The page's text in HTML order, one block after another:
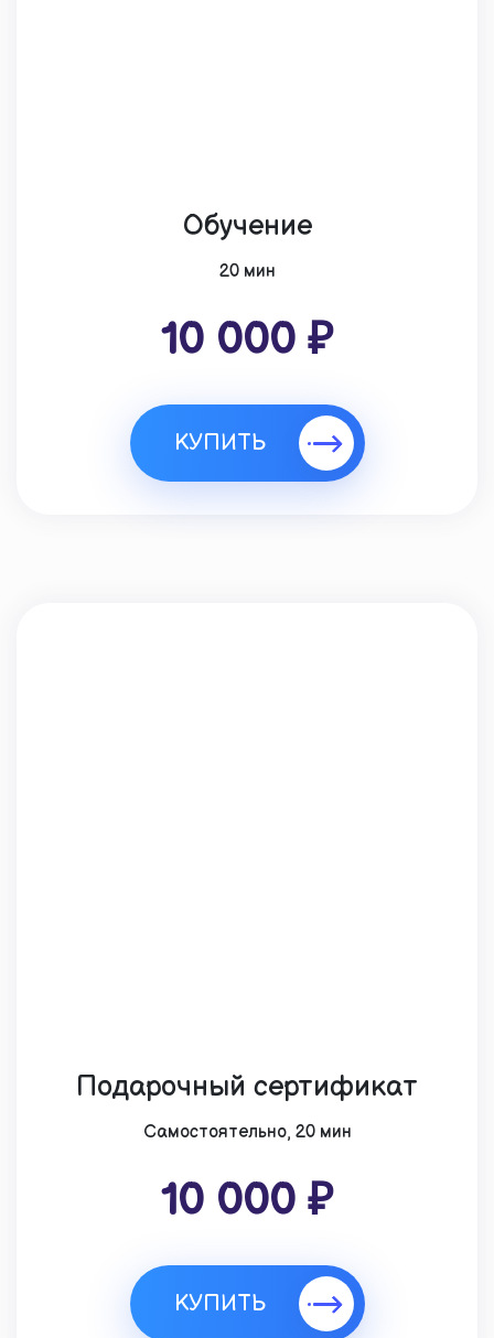
Обучение
20 мин
10 000 ₽
КУПИТЬ
Подарочный сертификат
Cамостоятельно, 20 мин
10 000 ₽
КУПИТЬ